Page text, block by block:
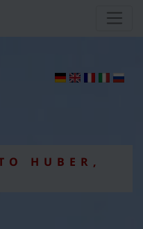
HUBER,